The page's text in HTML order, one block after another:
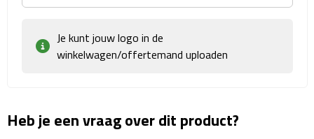
Bagageriemen
Reiskussens
Je kunt jouw logo in de
winkelwagen/offertemand uploaden
Heb je een vraag over dit product?